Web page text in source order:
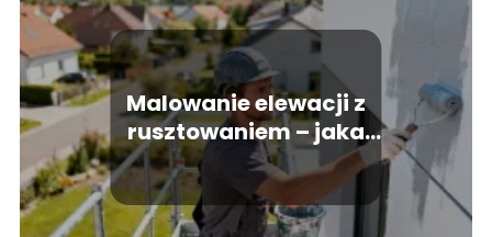
Malowanie elewacji z
rusztowaniem – jaka
jest cena usługi?